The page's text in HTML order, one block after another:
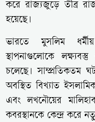
করে রাজ্যজুড়ে তীব্র
হয়েছে।
ভারতে মুসলিম
স্থাপনাগুলোকে
চলেছে। সাম্প্রতিকতম
অবস্থিত বিখ্যাত
এবং লখনৌয়ের
কবরস্থানকে কেন্দ্র করে